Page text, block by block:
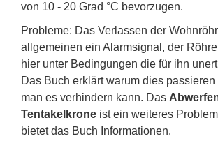
von 10 - 20 Grad °C bevorzugen.
Probleme: Das Verlassen der
allgemeinen ein Alarmsignal, der
hier unter Bedingungen die für ihn
Das Buch erklärt warum dies
man es verhindern kann. Das
Tentakelkrone ist ein weiteres
bietet das Buch Informationen.